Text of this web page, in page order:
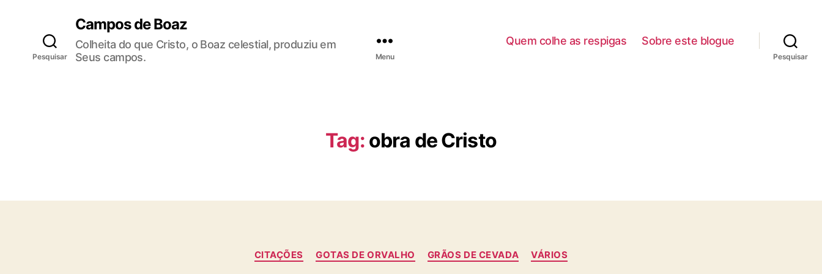
Pesquisar
Campos de Boaz
Colheita do que Cristo, o Boaz celestial, produziu em
Seus campos.
Menu
Quem colhe as respigas Sobre este blogue
Pesquisar
Tag: obra de Cristo
C
a
CITAÇÕES GOTAS DE ORVALHO GRÃOS DE CEVADA VÁRIOS